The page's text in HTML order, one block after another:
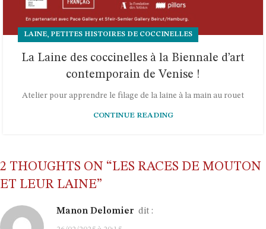
LAINE, PETITES HISTOIRES DE COCCINELLES
La Laine des coccinelles à la Biennale d’art
contemporain de Venise !
Atelier pour apprendre le filage de la laine à la main au rouet
CONTINUE READING
2 THOUGHTS ON “LES RACES DE MOUTON
ET LEUR LAINE”
Manon Delomier dit :